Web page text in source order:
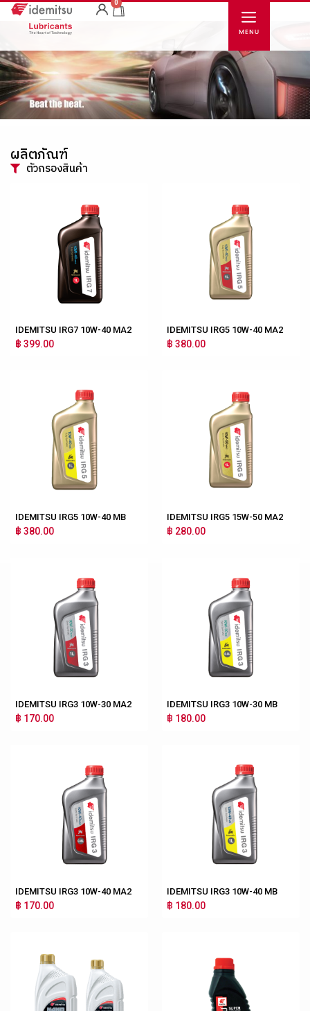
0
ผลิตภัณฑ์
ตัวกรองสินค้า
IDEMITSU IRG7 10W-40 MA2
฿ 399.00
IDEMITSU IRG5 10W-40 MA2
฿ 380.00
IDEMITSU IRG5 10W-40 MB
฿ 380.00
IDEMITSU IRG5 15W-50 MA2
฿ 280.00
IDEMITSU IRG3 10W-30 MA2
฿ 170.00
IDEMITSU IRG3 10W-30 MB
฿ 180.00
IDEMITSU IRG3 10W-40 MA2
฿ 170.00
IDEMITSU IRG3 10W-40 MB
฿ 180.00